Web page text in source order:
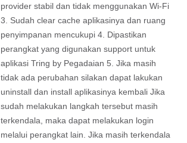
provider stabil dan tidak menggunakan Wi-Fi
3. Sudah clear cache aplikasinya dan ruang
penyimpanan mencukupi 4. Dipastikan
perangkat yang digunakan support untuk
aplikasi Tring by Pegadaian 5. Jika masih
tidak ada perubahan silakan dapat lakukan
uninstall dan install aplikasinya kembali Jika
sudah melakukan langkah tersebut masih
terkendala, maka dapat melakukan login
melalui perangkat lain. Jika masih terkendala